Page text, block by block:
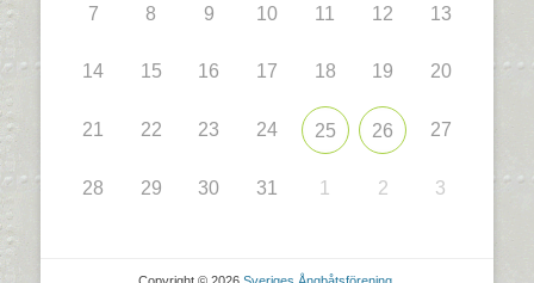
7 8 9 10 11 12 13
14 15 16 17 18 19 20
21 22 23 24 25 26 27
28 29 30 31 1 2 3